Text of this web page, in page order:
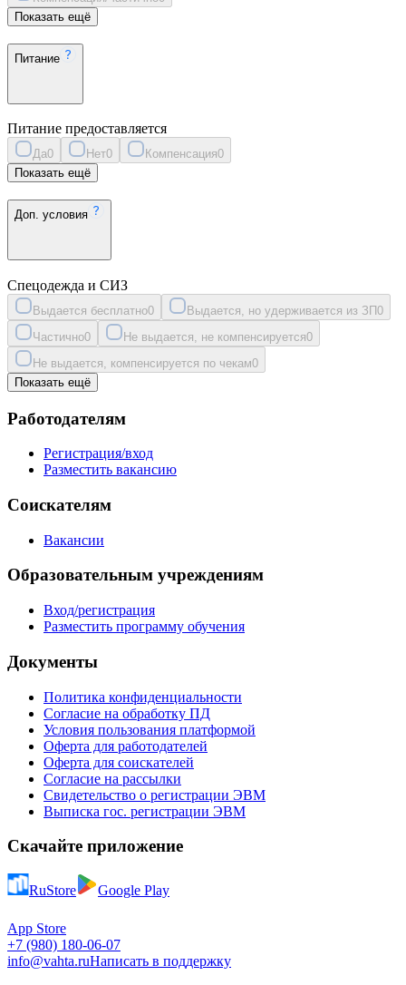
Показать ещё
Питание
Питание предоставляется
Да0 Нет0 Компенсация0
Показать ещё
Доп. условия
Спецодежда и СИЗ
Выдается бесплатно0 Выдается, но удерживается из ЗП0
Частично0 Не выдается, не компенсируется0
Не выдается, компенсируется по чекам0
Показать ещё
Работодателям
Регистрация/вход
Разместить вакансию
Соискателям
Вакансии
Образовательным учреждениям
Вход/регистрация
Разместить программу обучения
Документы
Политика конфиденциальности
Согласие на обработку ПД
Условия пользования платформой
Оферта для работодателей
Оферта для соискателей
Согласие на рассылки
Свидетельство о регистрации ЭВМ
Выписка гос. регистрации ЭВМ
Скачайте приложение
RuStore Google Play
App Store
+7 (980) 180-06-07
info@vahta.ruНаписать в поддержку